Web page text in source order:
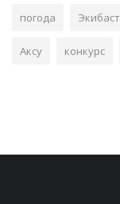
погода
Аксу конкурс